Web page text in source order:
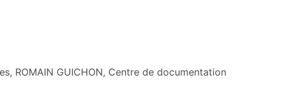
ROMAIN GUICHON, Centre de documentation